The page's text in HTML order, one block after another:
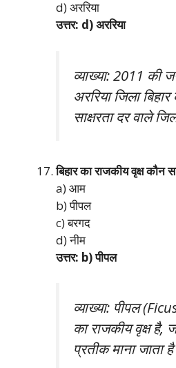
d) अररिया
उत्तर: d) अररिया
व्याख्या: 2011 की
अररिया जिला
साक्षरता दर वाले
बिहार का राजकीय वृक्ष कौन
a) आम
b) पीपल
c) बरगद
d) नीम
उत्तर: b) पीपल
व्याख्या: पीपल
का राजकीय वृक्ष है,
प्रतीक माना जाता